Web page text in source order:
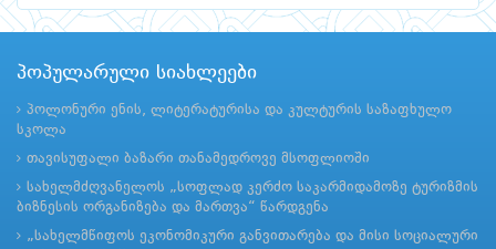
პოპულარული სიახლეები
პოლონური ენის, ლიტერატურისა და კულტურის საზაფხულო
სკოლა
თავისუფალი ბაზარი თანამედროვე მსოფლიოში
სახელმძღვანელოს „სოფლად კერძო საკარმიდამოზე ტურიზმის
ბიზნესის ორგანიზება და მართვა“ წარდგენა
„სახელმწიფოს ეკონომიკური განვითარება და მისი სოციალური